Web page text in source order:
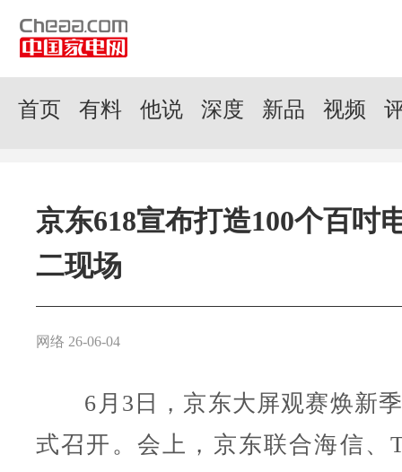
首页 有料 他说 深度 新品 视频
京东618宣布打造100个百吋
二现场
网络 26-06-04
6月3日，京东大屏观赛焕新季
式召开。会上，京东联合海信、